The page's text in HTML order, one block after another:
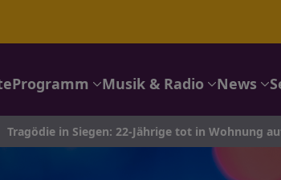
Programm Musik & Radio News
in Siegen: 22-Jährige tot in Wohnung